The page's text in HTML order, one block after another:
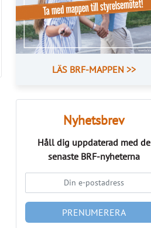
LÄS BRF-MAPPEN >>
Nyhetsbrev
Håll dig uppdaterad med de
senaste BRF-nyheterna
PRENUMERERA